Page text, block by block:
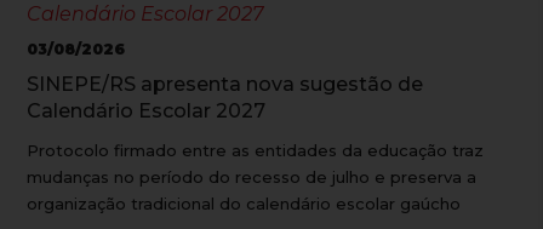
03/08/2026
SINEPE/RS apresenta nova sugestão de
Calendário Escolar 2027
Protocolo firmado entre as entidades da educação traz
mudanças no período do recesso de julho e preserva a
organização tradicional do calendário escolar gaúcho